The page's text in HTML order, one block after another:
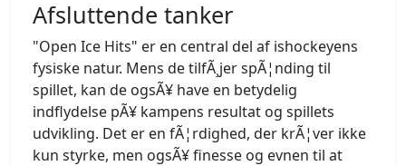
Afsluttende tanker
"Open Ice Hits" er en central del af ishockeyens
fysiske natur. Mens de tilfÃ¸jer spÃ¦nding til
spillet, kan de ogsÃ¥ have en betydelig
indflydelse pÃ¥ kampens resultat og spillets
udvikling. Det er en fÃ¦rdighed, der krÃ¦ver ikke
kun styrke, men ogsÃ¥ finesse og evnen til at